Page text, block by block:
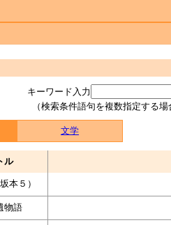
キーワード入力
（検索条件語句を複数指定する
文学
ル
本５）
物語